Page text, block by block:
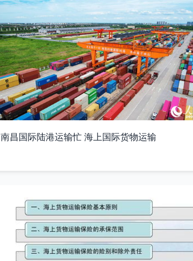
南昌国际陆港运输忙 海上国际货物运输